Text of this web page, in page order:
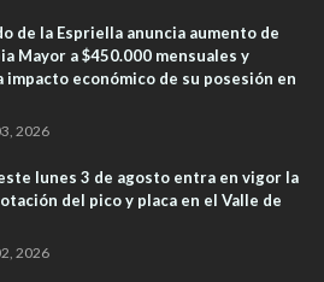
de la Espriella anuncia aumento de
Mayor a $450.000 mensuales y
impacto económico de su posesión en
2026
lunes 3 de agosto entra en vigor la
del pico y placa en el Valle de
2026